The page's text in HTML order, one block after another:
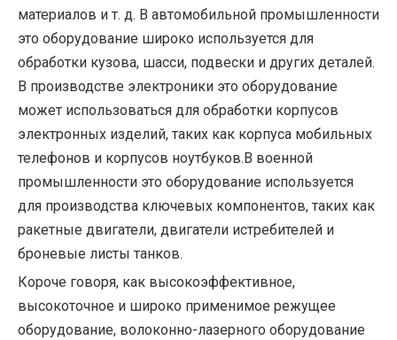
материалов и т. д. В автомобильной промышленности
это оборудование широко используется для
обработки кузова, шасси, подвески и других деталей.
В производстве электроники это оборудование
может использоваться для обработки корпусов
электронных изделий, таких как корпуса мобильных
телефонов и корпусов ноутбуков.В военной
промышленности это оборудование используется
для производства ключевых компонентов, таких как
ракетные двигатели, двигатели истребителей и
броневые листы танков.
Короче говоря, как высокоэффективное,
высокоточное и широко применимое режущее
оборудование, волоконно-лазерного оборудование